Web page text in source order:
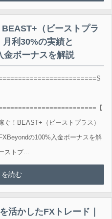
（ビーストプラ
利30%の実績と
ボーナスを解説
【
ぐ！BEAST+（ビーストプラス）
の100%入金ボーナスを解
ストプ...
読む
活かしたFXトレード｜